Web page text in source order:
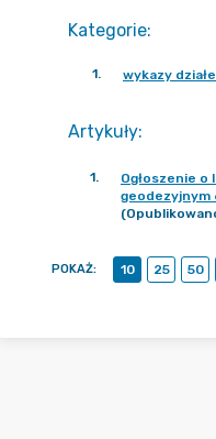
Kategorie:
1. wykazy
Artykuły:
1.
Ogłoszenie
geodezyjnym
POKAŻ: 10 25 50